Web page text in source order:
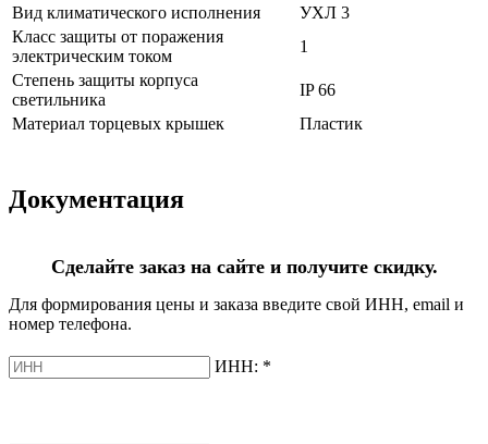
Вид климатического исполнения
УХЛ 3
Класс защиты от поражения
электрическим током
1
Степень защиты корпуса
светильника
IP 66
Материал торцевых крышек
Пластик
Документация
Сделайте заказ на сайте и получите скидку.
Для формирования цены и заказа введите свой ИНН, email и
номер телефона.
ИНН: *